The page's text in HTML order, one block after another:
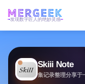
发现数字匠人的绝妙灵感
Skiii Note